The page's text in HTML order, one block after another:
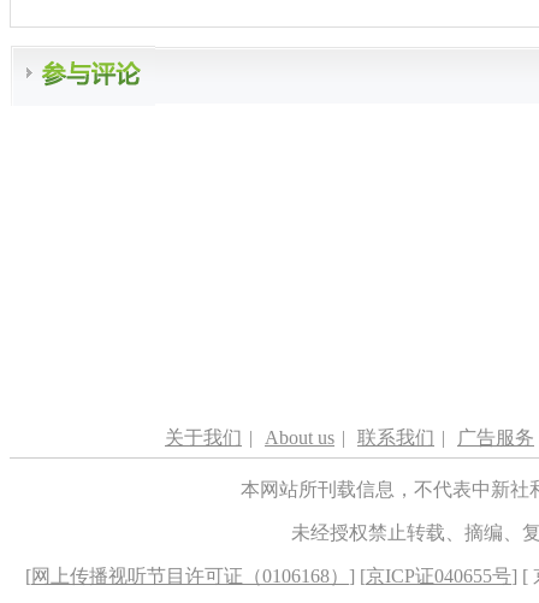
关于我们 | About us | 联系我们 | 广告服务
本网站所刊载信息，不代表中新
未经授权禁止转载、摘编、
[网上传播视听节目许可证（0106168） ] [京ICP证040655号] [